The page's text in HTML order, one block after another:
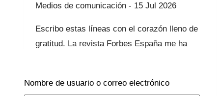
15 Jul 2026
Escribo estas líneas con el corazón lleno de
gratitud. La revista Forbes España me ha
confieso que todavía me cuesta encontrar…
Nombre de usuario o correo electrónico